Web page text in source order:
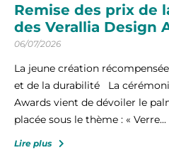
Remise des prix de
des Verallia Design
06/07/2026
La jeune création
et de la durabilité La
Awards vient de dévoiler le
placée sous le thème : « Verre...
Lire plus